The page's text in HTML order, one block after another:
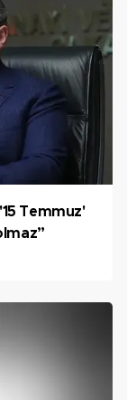
Temmuz'